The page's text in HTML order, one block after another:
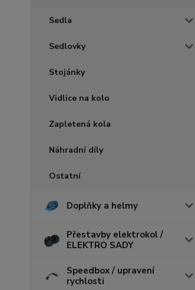
Sedla
Sedlovky
Stojánky
Vidlice na kolo
Zapletená kola
Náhradní díly
Ostatní
Doplňky a helmy
Přestavby elektrokol /
ELEKTRO SADY
Speedbox / upravení
rychlosti